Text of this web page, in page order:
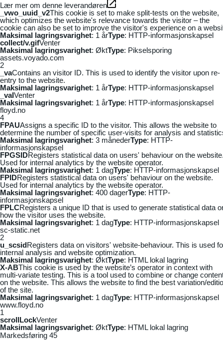
Lær mer om denne leverandøren
_vwo_uuid_v2This cookie is set to make split-tests on the website,
which optimizes the website's relevance towards the visitor – the
cookie can also be set to improve the visitor's experience on a
Maksimal lagringsvarighet: 1 årType: HTTP-informasjonskapsel
collect/v.gifVenter
Maksimal lagringsvarighet: ØktType: Pikselsporing
assets.voyado.com
2
_vaContains an visitor ID. This is used to identify the visitor upon re-
entry to the website.
Maksimal lagringsvarighet: 1 årType: HTTP-informasjonskapsel
_vaIVenter
Maksimal lagringsvarighet: 1 årType: HTTP-informasjonskapsel
floyd.no
4
FPAUAssigns a specific ID to the visitor. This allows the website to
determine the number of specific user-visits for analysis and
Maksimal lagringsvarighet: 3 månederType: HTTP-
informasjonskapsel
FPGSIDRegisters statistical data on users' behaviour on the
Used for internal analytics by the website operator.
Maksimal lagringsvarighet: 1 dagType: HTTP-informasjonskapsel
FPIDRegisters statistical data on users' behaviour on the website.
Used for internal analytics by the website operator.
Maksimal lagringsvarighet: 400 dagerType: HTTP-
informasjonskapsel
FPLCRegisters a unique ID that is used to generate statistical data
how the visitor uses the website.
Maksimal lagringsvarighet: 1 dagType: HTTP-informasjonskapsel
sc-static.net
2
u_scsidRegisters data on visitors' website-behaviour. This is used
internal analysis and website optimization.
Maksimal lagringsvarighet: ØktType: HTML lokal lagring
X-ABThis cookie is used by the website’s operator in context with
multi-variate testing. This is a tool used to combine or change
on the website. This allows the website to find the best variation/
of the site.
Maksimal lagringsvarighet: 1 dagType: HTTP-informasjonskapsel
www.floyd.no
1
scrollLockVenter
Maksimal lagringsvarighet: ØktType: HTML lokal lagring
Markedsføring 45